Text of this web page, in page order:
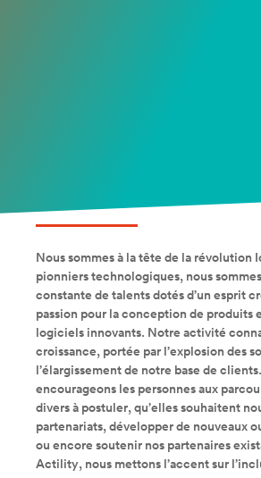
Nous sommes à la tête de la révolution
pionniers technologiques, nous
constante de talents dotés d’un esprit
passion pour la conception de produits
logiciels innovants. Notre activité
croissance, portée par l’explosion des
l’élargissement de notre base de
encourageons les personnes aux
divers à postuler, qu’elles souhaitent
partenariats, développer de nouveaux
ou encore soutenir nos partenaires
Actility, nous mettons l’accent sur